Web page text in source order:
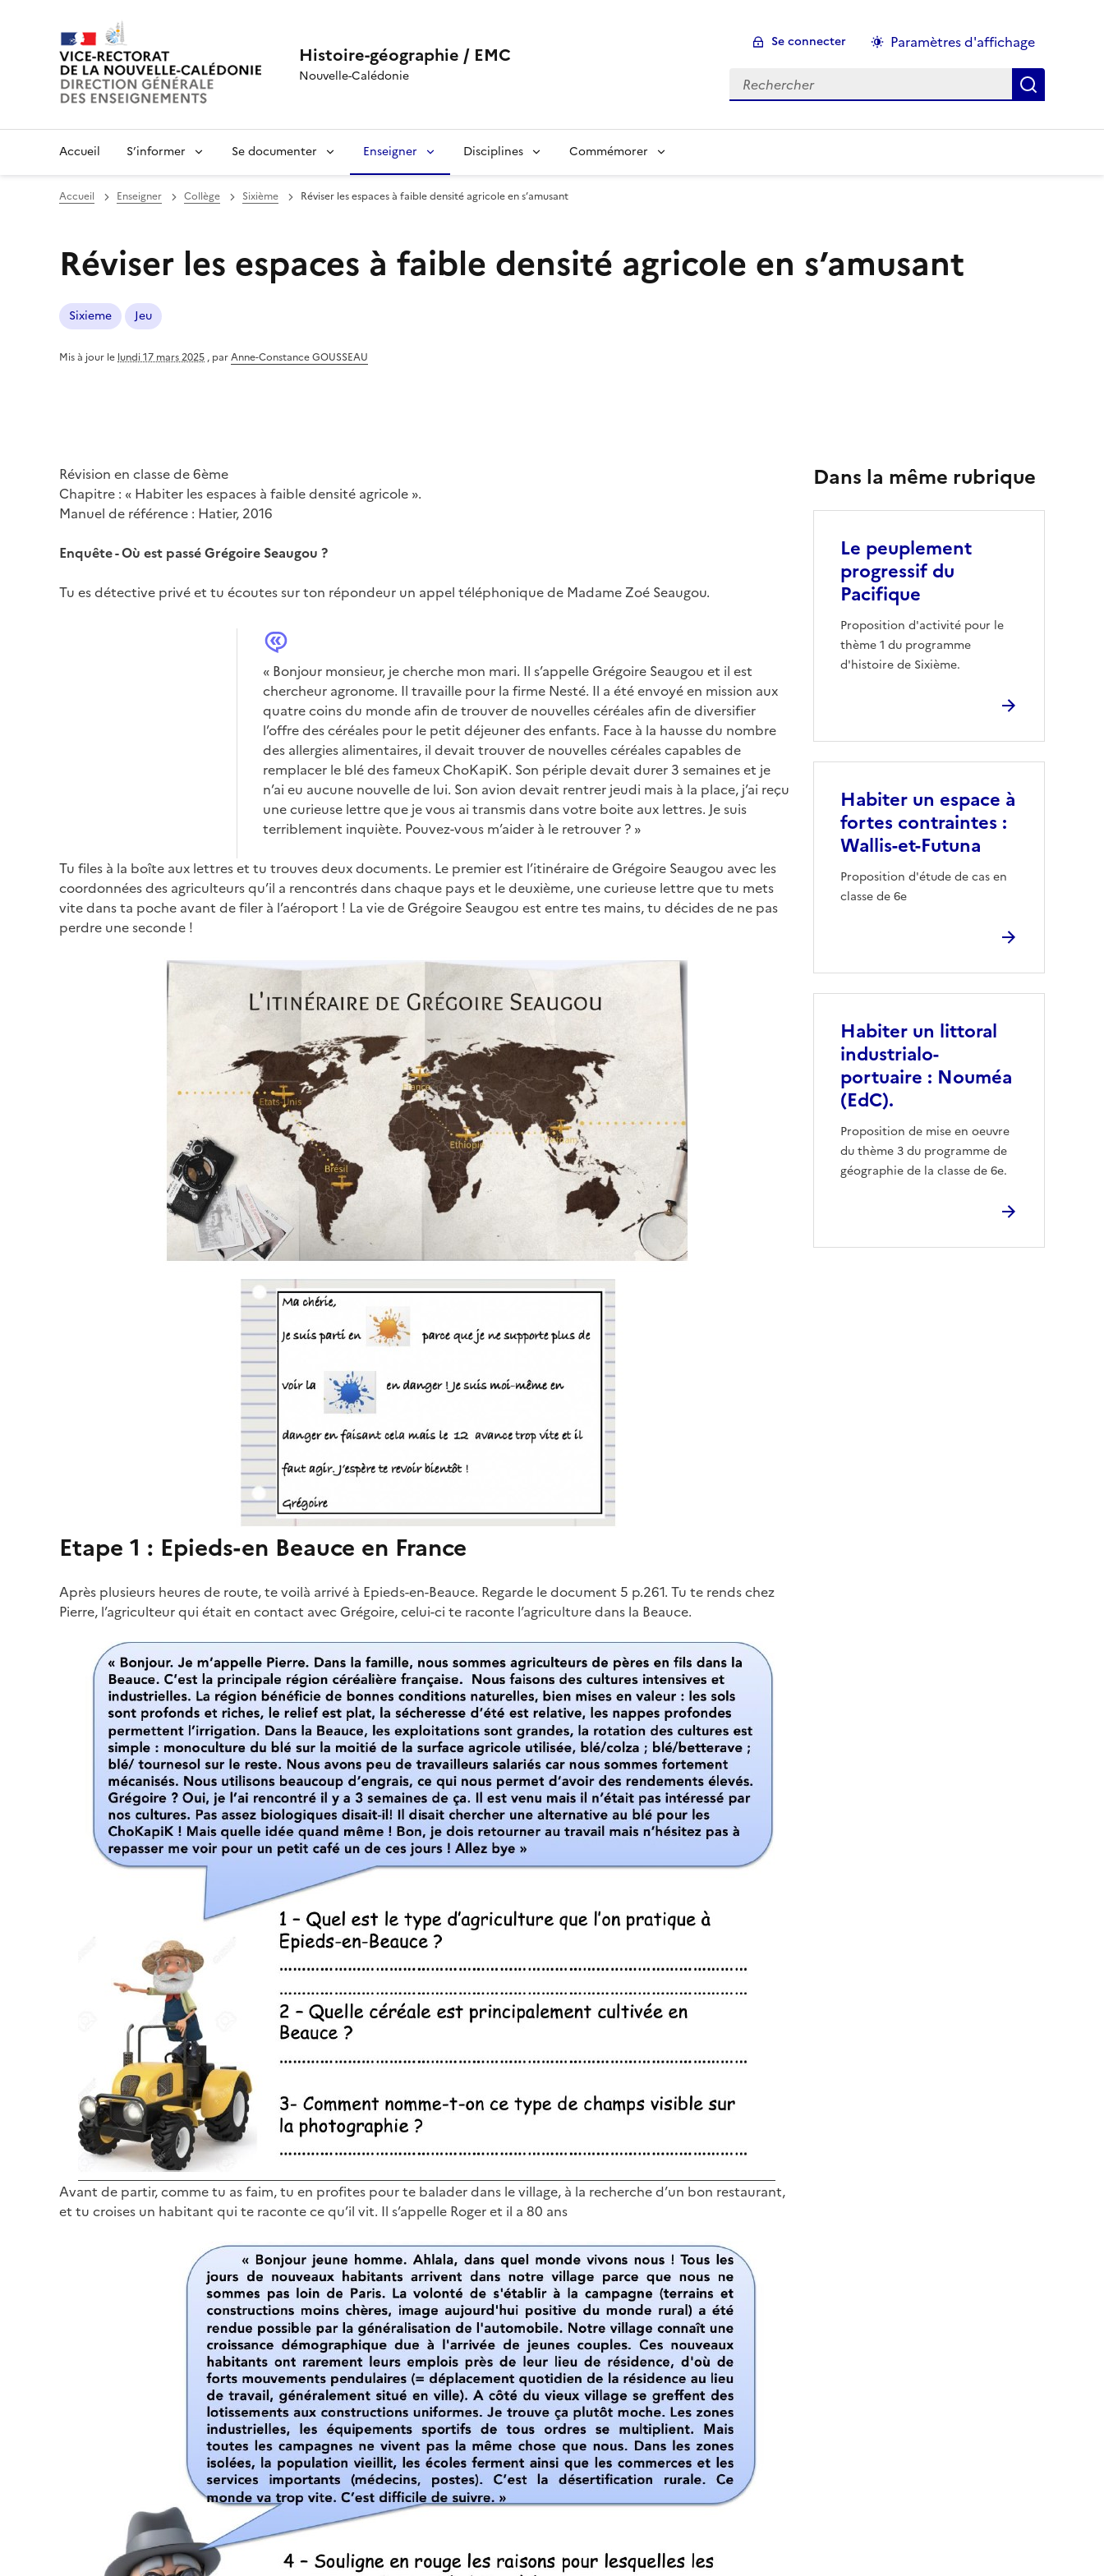
Histoire-géographie / EMC
Nouvelle-Calédonie
Se connecter
Paramètres d'affichage
Rechercher :
Accueil S’informer Se documenter Enseigner Disciplines Commémorer
Accueil Enseigner Collège Sixième Réviser les espaces à faible densité agricole en s’amusant
Réviser les espaces à faible densité agricole en s’amusant
Sixieme Jeu
Mis à jour le lundi 17 mars 2025 , parAnne-Constance GOUSSEAU
Révision en classe de 6ème
Chapitre : « Habiter les espaces à faible densité agricole ».
Manuel de référence : Hatier, 2016
Enquête - Où est passé Grégoire Seaugou ?
Tu es détective privé et tu écoutes sur ton répondeur un appel téléphonique de Madame Zoé Seaugou.
« Bonjour monsieur, je cherche mon mari. Il s’appelle Grégoire Seaugou et il est
chercheur agronome. Il travaille pour la firme Nesté. Il a été envoyé en mission aux
quatre coins du monde afin de trouver de nouvelles céréales afin de diversifier
l’offre des céréales pour le petit déjeuner des enfants. Face à la hausse du nombre
des allergies alimentaires, il devait trouver de nouvelles céréales capables de
remplacer le blé des fameux ChoKapiK. Son périple devait durer 3 semaines et je
n’ai eu aucune nouvelle de lui. Son avion devait rentrer jeudi mais à la place, j’ai reçu
une curieuse lettre que je vous ai transmis dans votre boite aux lettres. Je suis
terriblement inquiète. Pouvez-vous m’aider à le retrouver ? »
Tu files à la boîte aux lettres et tu trouves deux documents. Le premier est l’itinéraire de Grégoire Seaugou avec les
coordonnées des agriculteurs qu’il a rencontrés dans chaque pays et le deuxième, une curieuse lettre que tu mets
vite dans ta poche avant de filer à l’aéroport ! La vie de Grégoire Seaugou est entre tes mains, tu décides de ne pas
perdre une seconde !
Etape 1 : Epieds-en Beauce en France
Après plusieurs heures de route, te voilà arrivé à Epieds-en-Beauce. Regarde le document 5 p.261. Tu te rends chez
Pierre, l’agriculteur qui était en contact avec Grégoire, celui-ci te raconte l’agriculture dans la Beauce.
Avant de partir, comme tu as faim, tu en profites pour te balader dans le village, à la recherche d’un bon restaurant,
et tu croises un habitant qui te raconte ce qu’il vit. Il s’appelle Roger et il a 80 ans
Dans la même rubrique
Le peuplement
progressif du
Pacifique
Proposition d'activité pour le
thème 1 du programme
d'histoire de Sixième.
Habiter un espace à
fortes contraintes :
Wallis-et-Futuna
Proposition d'étude de cas en
classe de 6e
Habiter un littoral
industrialo-
portuaire : Nouméa
(EdC).
Proposition de mise en oeuvre
du thème 3 du programme de
géographie de la classe de 6e.